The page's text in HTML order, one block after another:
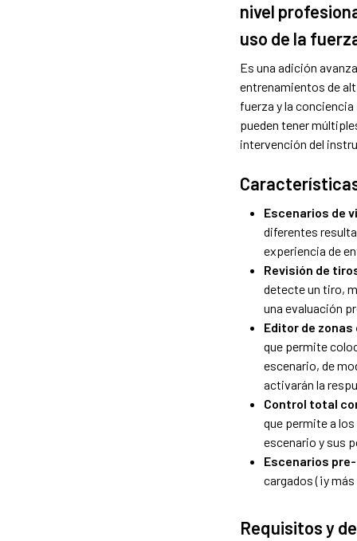
nivel
uso de la
Es una adición
entrenamientos de
fuerza y la
pueden tener
intervención del
Escenarios de
diferentes
experiencia de
Revisión de
detecte un tiro,
una evaluación
Editor de
que permite
escenario, de
activarán la
Control total
que permite a
escenario y sus
Escenarios
cargados (¡y
Requisitos y